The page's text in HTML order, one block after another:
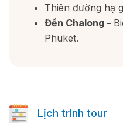
Thiên đường hạ
Đền Chalong –
Phuket.
Lịch trình tour